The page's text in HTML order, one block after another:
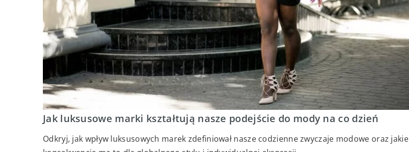
Jak luksusowe marki kształtują nasze podejście do mody na co dzień
Odkryj, jak wpływ luksusowych marek zdefiniował nasze codzienne zwyczaje modowe oraz jakie